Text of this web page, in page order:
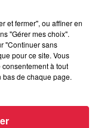
Alsace : les
pour rouler à...
et fermer", ou affiner en
"Gérer mes choix".
"Continuer sans
pour ce site. Vous
à tout
bas de chaque page.